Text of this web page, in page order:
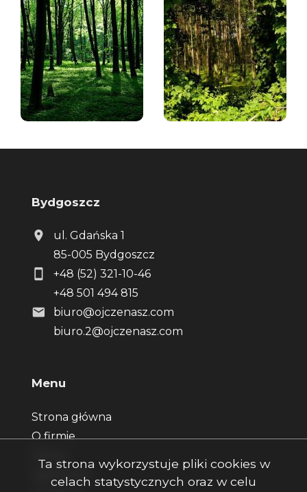
Bydgoszcz
ul. Gdańska 1
85-005 Bydgoszcz
+48 (52) 321-10-46
+48 501 494 815
biuro@ojczenasz.com
biuro.2@ojczenasz.com
Menu
Strona główna
O firmie
Zgłoszenia
Ta strona wykorzystuje pliki cookies w
celach statystycznych oraz w celu